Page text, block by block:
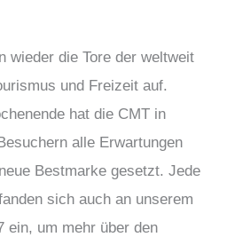
wieder die Tore der weltweit
und Freizeit auf.
hat die CMT in
alle Erwartungen
Bestmarke gesetzt. Jede
sich auch an unserem
ein, um mehr über den